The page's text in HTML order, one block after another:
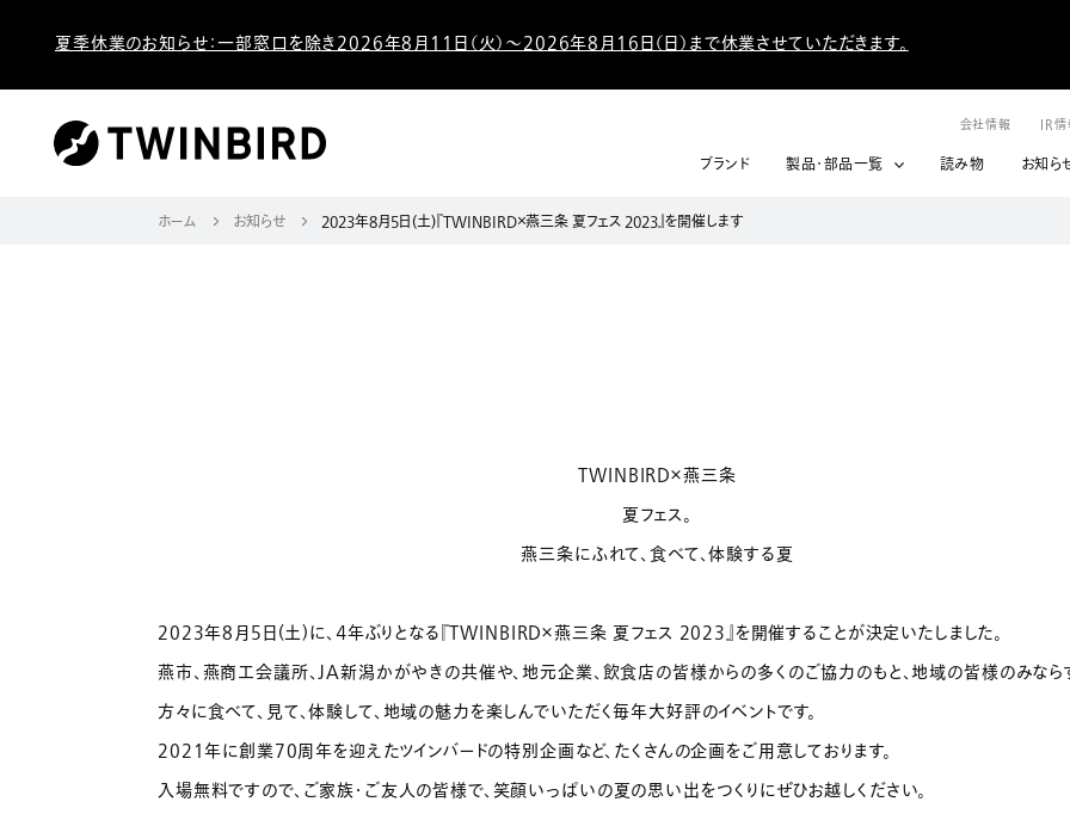
夏季休業のお知らせ：一部窓口を除き2026年8月11日（火）～2026年8月16日（日）まで休業させていただきます。
会社情報 IR
ブランド 製品・部品一覧 読み物 お知ら
ホーム お知らせ 2023年8月5日(土)『TWINBIRD×燕三条 夏フェス 2023』を開催します
TWINBIRD×燕三条
夏フェス。
燕三条にふれて、食べて、体験する夏
2023年8月5日(土)に、４年ぶりとなる『TWINBIRD×燕三条 夏フェス 2023』を開催することが決定いたしました。
燕市、燕商工会議所、JA新潟かがやきの共催や、地元企業、飲食店の皆様からの多くのご協力のもと、地域の皆様のみなら
方々に食べて、見て、体験して、地域の魅力を楽しんでいただく毎年大好評のイベントです。
2021年に創業70周年を迎えたツインバードの特別企画など、たくさんの企画をご用意しております。
入場無料ですので、ご家族・ご友人の皆様で、笑顔いっぱいの夏の思い出をつくりにぜひお越しください。